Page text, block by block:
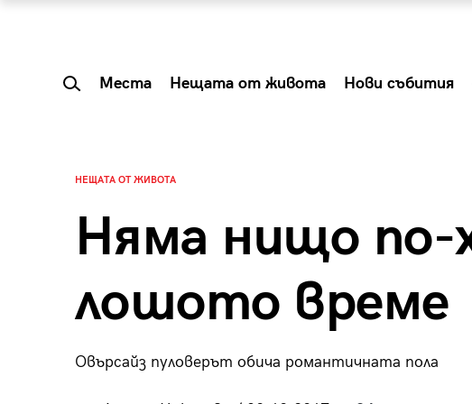
Места Нещата от живота Нови събития
НЕЩАТА ОТ ЖИВОТА
Няма нищо по-
лошото време
Овърсайз пуловерът обича романтичната пола
Summer Prelude: как